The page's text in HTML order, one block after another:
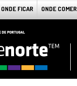
ONDE FICAR ONDE COMER